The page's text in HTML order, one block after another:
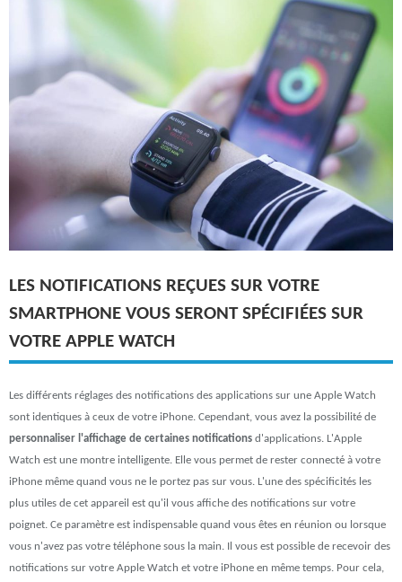
LES NOTIFICATIONS REÇUES SUR VOTRE
SMARTPHONE VOUS SERONT SPÉCIFIÉES SUR
VOTRE APPLE WATCH
Les différents réglages des notifications des applications sur une Apple Watch
sont identiques à ceux de votre iPhone. Cependant, vous avez la possibilité de
personnaliser l'affichage de certaines notifications d'applications. L'Apple
Watch est une montre intelligente. Elle vous permet de rester connecté à votre
iPhone même quand vous ne le portez pas sur vous. L'une des spécificités les
plus utiles de cet appareil est qu'il vous affiche des notifications sur votre
poignet. Ce paramètre est indispensable quand vous êtes en réunion ou lorsque
vous n'avez pas votre téléphone sous la main. Il vous est possible de recevoir des
notifications sur votre Apple Watch et votre iPhone en même temps. Pour cela,